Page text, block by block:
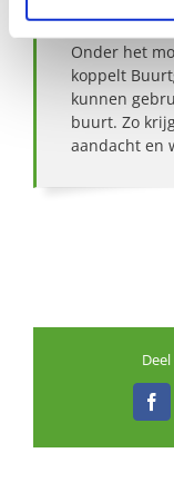
Over
Onder het
koppelt
kunnen
buurt. Zo
aandacht en